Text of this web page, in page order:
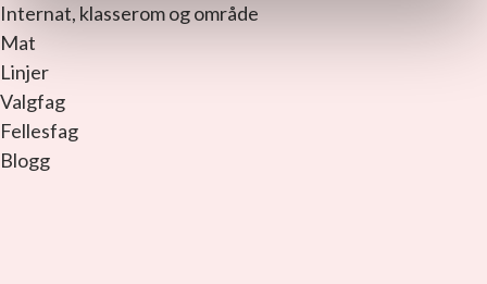
Internat, klasserom og område
Mat
Linjer
Valgfag
Fellesfag
Blogg